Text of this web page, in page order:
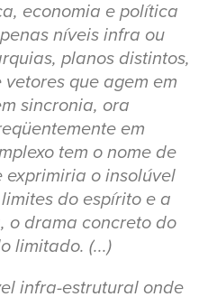
economia e política
níveis infra ou
planos distintos,
que agem em
sincronia, ora
em
tem o nome de
o insolúvel
do espírito e a
o drama concreto do
limitado. (...)
infra-estrutural onde